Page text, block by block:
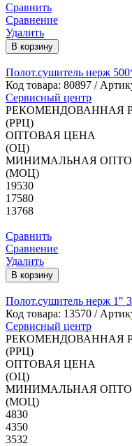
Сравнить
Сравнение
Удалить
В корзину
Полот.сушитель нерж
Код товара: 80897 /
Сервисный центр
РЕКОМЕНДОВАННАЯ
(РРЦ)
ОПТОВАЯ ЦЕНА
(ОЦ)
МИНИМАЛЬНАЯ
(МОЦ)
19530
17580
13768
Сравнить
Сравнение
Удалить
В корзину
Полот.сушитель нерж
Код товара: 13570 /
Сервисный центр
РЕКОМЕНДОВАННАЯ
(РРЦ)
ОПТОВАЯ ЦЕНА
(ОЦ)
МИНИМАЛЬНАЯ
(МОЦ)
4830
4350
3532